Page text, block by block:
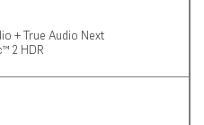
+ True Audio Next
2 HDR